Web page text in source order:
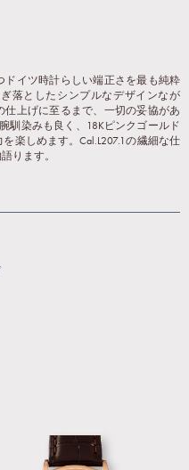
ドイツ時計らしい端正さを最も純粋
落としたシンプルなデザインなが
仕上げに至るまで、一切の妥協があ
馴染みも良く、18Kピンクゴールド
楽しめます。Cal.L207.1の繊細な仕
ります。